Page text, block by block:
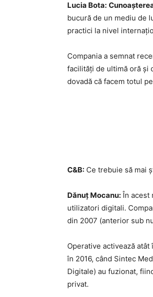
Lucia Bota:
bucură de un mediu de
practici la nivel
Compania a semnat
facilități de ultimă oră și
dovadă că facem totul
C&B: Ce trebuie să mai
Dănuț Mocanu: În acest
utilizatori digitali.
din 2007 (anterior sub
Operative activează
în 2016, când Sintec
Digitale) au fuzionat,
privat.